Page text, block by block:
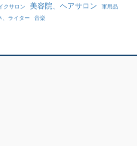
クサロン 美容院、ヘアサロン
軍用品
、ライター 音楽